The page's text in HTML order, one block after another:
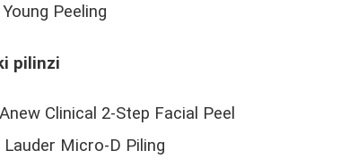
Peeling
pilinzi
Clinical 2-Step Facial Peel
Lauder Micro-D Piling